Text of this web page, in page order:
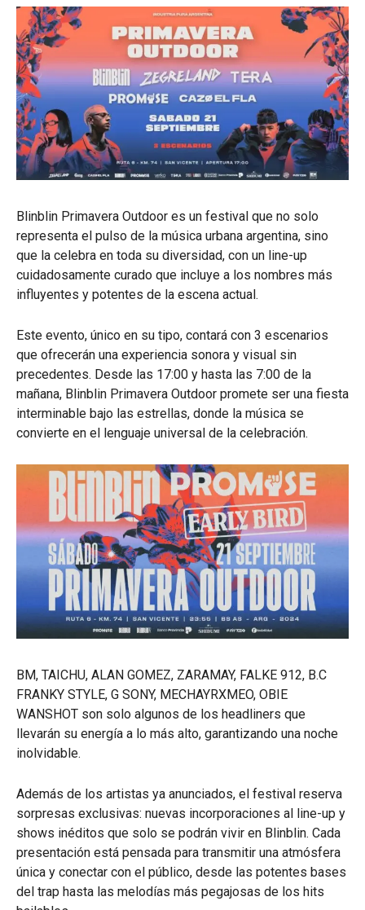
Blinblin Primavera Outdoor es un festival que no solo
representa el pulso de la música urbana argentina, sino
que la celebra en toda su diversidad, con un line-up
cuidadosamente curado que incluye a los nombres más
influyentes y potentes de la escena actual.
Este evento, único en su tipo, contará con 3 escenarios
que ofrecerán una experiencia sonora y visual sin
precedentes. Desde las 17:00 y hasta las 7:00 de la
mañana, Blinblin Primavera Outdoor promete ser una fiesta
interminable bajo las estrellas, donde la música se
convierte en el lenguaje universal de la celebración.
BM, TAICHU, ALAN GOMEZ, ZARAMAY, FALKE 912, B.C
FRANKY STYLE, G SONY, MECHAYRXMEO, OBIE
WANSHOT son solo algunos de los headliners que
llevarán su energía a lo más alto, garantizando una noche
inolvidable.
Además de los artistas ya anunciados, el festival reserva
sorpresas exclusivas: nuevas incorporaciones al line-up y
shows inéditos que solo se podrán vivir en Blinblin. Cada
presentación está pensada para transmitir una atmósfera
única y conectar con el público, desde las potentes bases
del trap hasta las melodías más pegajosas de los hits